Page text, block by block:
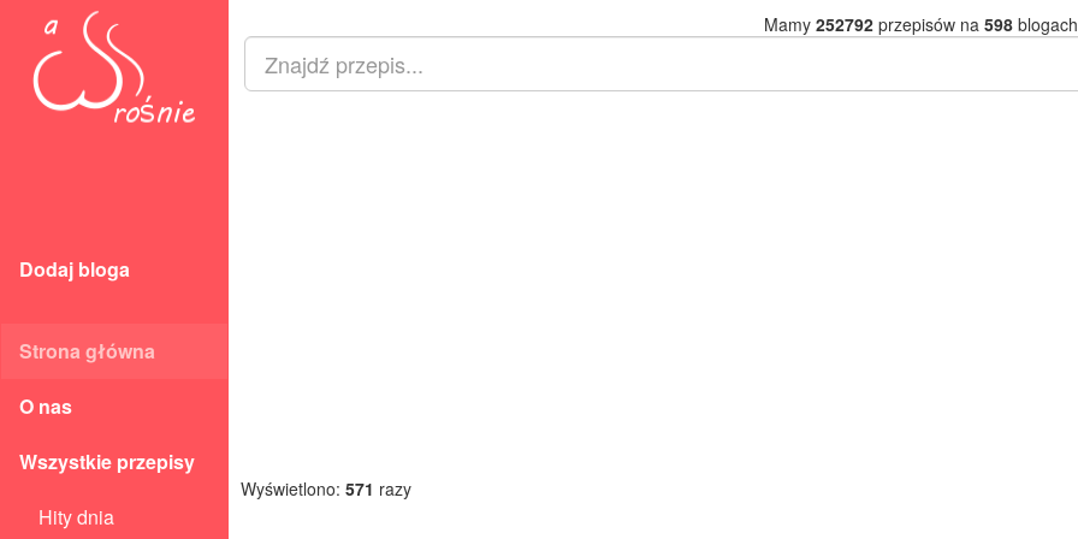
Dodaj bloga
Strona główna
O nas
Wszystkie przepisy
Hity dnia
Mamy 252792przepisów na 598
Wyświetlono: 571 razy